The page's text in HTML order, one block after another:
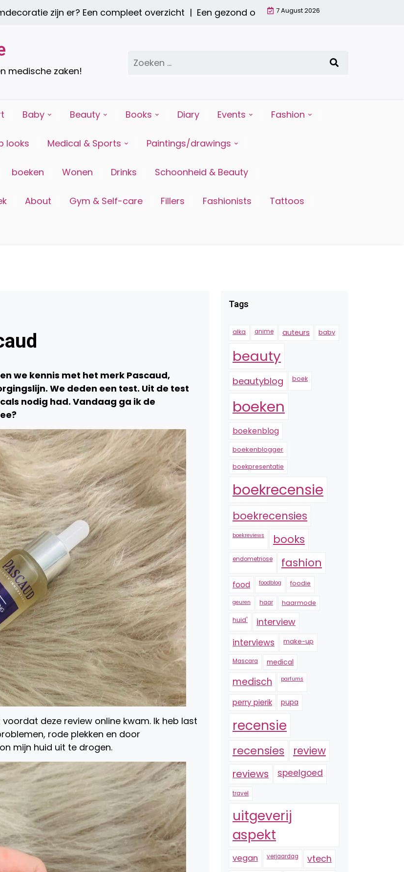
er? Een compleet overzicht |Een gezond ontbijt met een smoothie: waarom het de
7 August 2026
medische zaken!
Zoeken
naar:
Baby Beauty Books Diary Events Fashion
looks Medical & Sports Paintings/drawings
boeken Wonen Drinks Schoonheid & Beauty
About Gym & Self-care Fillers Fashionists Tattoos
we kennis met het merk Pascaud,
We deden een test. Uit de test
nodig had. Vandaag ga ik de
deze review online kwam. Ik heb last
rode plekken en door
mijn huid uit te drogen.
Tags
alka anime auteurs baby
beauty
beautyblog boek
boeken
boekenblog
boekenblogger
boekpresentatie
boekrecensie
boekrecensies
boekreviews books
endometriose fashion
food foodblog foodie
geuren haar haarmode
huid' interview
interviews make-up
Mascara medical
medisch parfums
perry pierik pupa
recensie
recensies review
reviews speelgoed
travel
uitgeverij
aspekt
vegan verjaardag vtech